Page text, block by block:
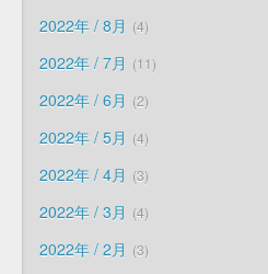
2022年 / 8月 4
2022年 / 7月 11
2022年 / 6月 2
2022年 / 5月 4
2022年 / 4月 3
2022年 / 3月 4
2022年 / 2月 3